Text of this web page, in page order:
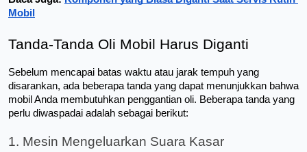
Mobil
Tanda-Tanda Oli Mobil Harus Diganti
Sebelum mencapai batas waktu atau jarak tempuh yang
disarankan, ada beberapa tanda yang dapat menunjukkan bahwa
mobil Anda membutuhkan penggantian oli. Beberapa tanda yang
perlu diwaspadai adalah sebagai berikut:
1. Mesin Mengeluarkan Suara Kasar